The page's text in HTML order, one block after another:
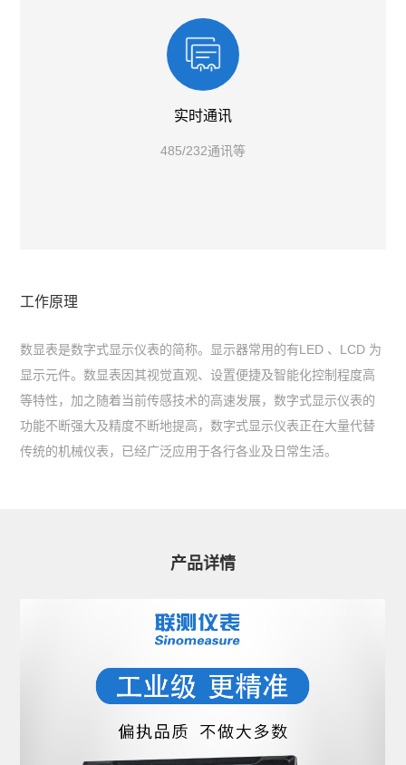
实时通讯
485/232通讯等
工作原理
数显表是数字式显示仪表的简称。显示器常用的有LED 、LCD 为
显示元件。数显表因其视觉直观、设置便捷及智能化控制程度高
等特性，加之随着当前传感技术的高速发展，数字式显示仪表的
功能不断强大及精度不断地提高，数字式显示仪表正在大量代替
传统的机械仪表，已经广泛应用于各行各业及日常生活。
产品详情